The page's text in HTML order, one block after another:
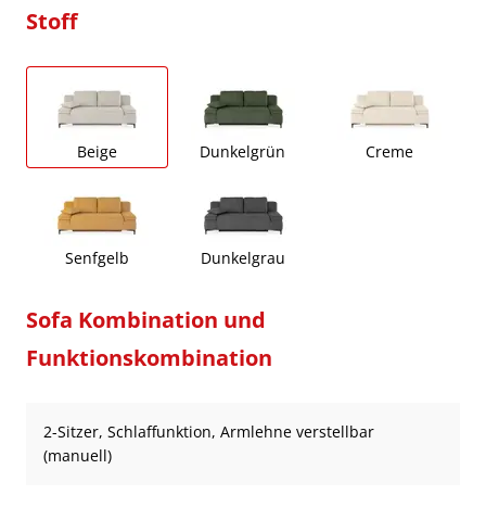
Stoff
Beige Dunkelgrün Creme
Senfgelb Dunkelgrau
Sofa Kombination und
Funktionskombination
2-Sitzer, Schlaffunktion, Armlehne verstellbar
(manuell)